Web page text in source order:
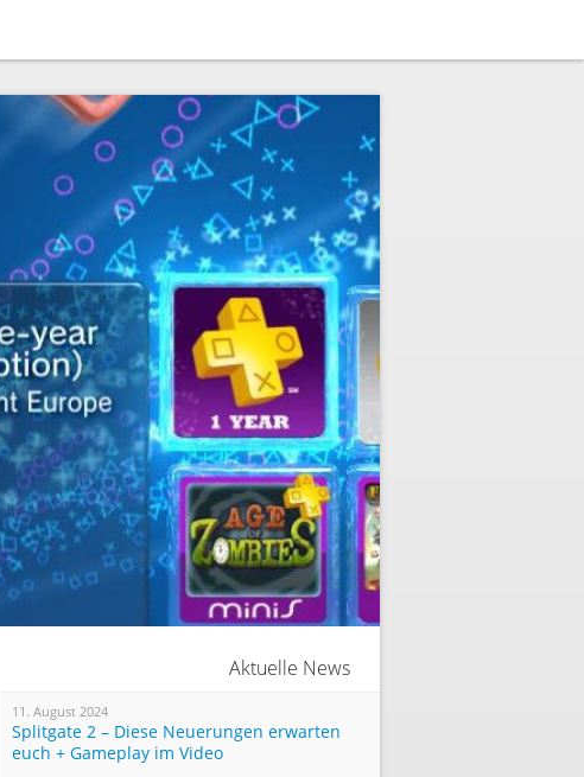
Aktuelle News
11. August 2024
Splitgate 2 – Diese Neuerungen erwarten
euch + Gameplay im Video